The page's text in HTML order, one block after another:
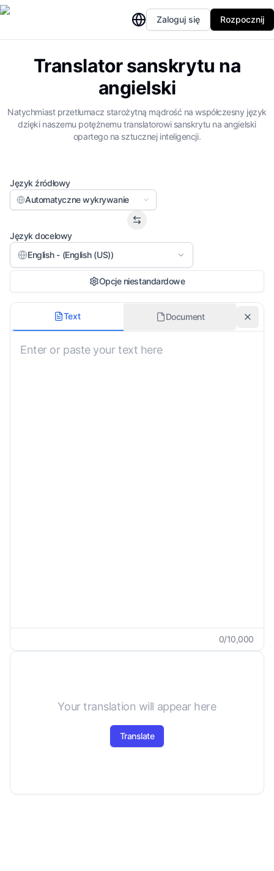
Zaloguj się Rozpocznij
Translator sanskrytu na
angielski
Natychmiast przetłumacz starożytną mądrość na współczesny język
dzięki naszemu potężnemu translatorowi sanskrytu na angielski
opartego na sztucznej inteligencji.
Język źródłowy
Automatyczne wykrywanie
Język docelowy
English - (English (US))
Opcje niestandardowe
Grupa docelowa
Ogólna publiczność
Transliteracja
Text Document
0/10,000
Your translation will appear here
Translate